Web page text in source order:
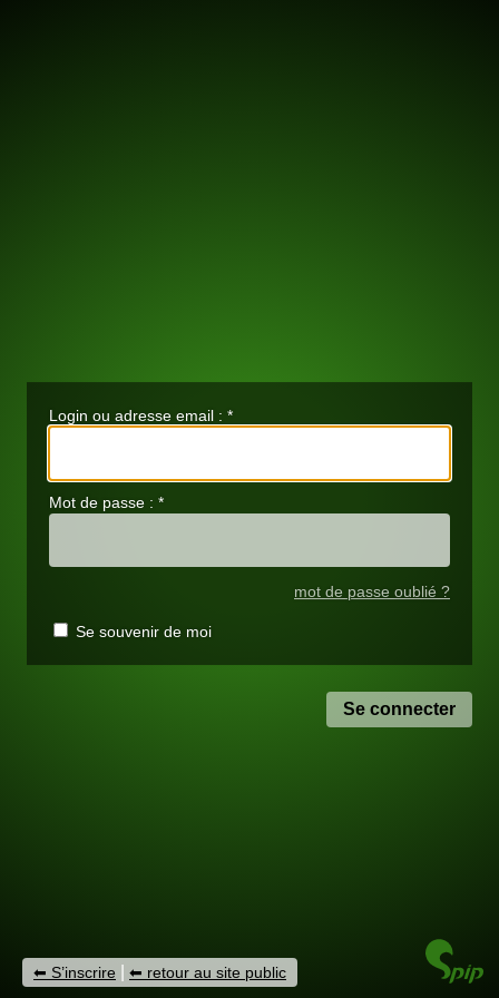
Login ou adresse email : *
Mot de passe : *
mot de passe oublié ?
Se souvenir de moi
S’inscrire retour au site public